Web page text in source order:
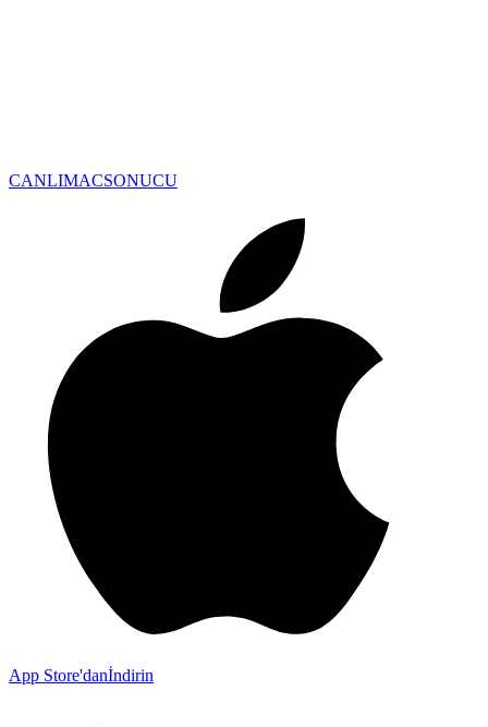
CANLIMACSONUCU
App Store'danİndirin